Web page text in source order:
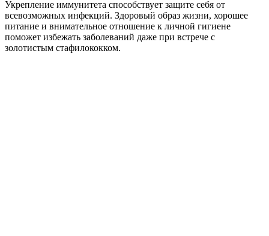
Укрепление иммунитета способствует защите себя от
всевозможных инфекций. Здоровый образ жизни, хорошее
питание и внимательное отношение к личной гигиене
поможет избежать заболеваний даже при встрече с
золотистым стафилококком.